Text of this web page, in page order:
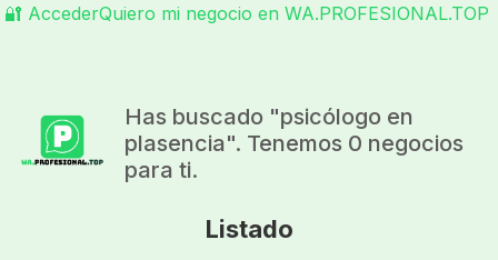
🔐 AccederQuiero mi negocio en WA.PROFESIONAL.TOP
Has buscado "psicólogo en
plasencia". Tenemos 0 negocios
para ti.
Listado